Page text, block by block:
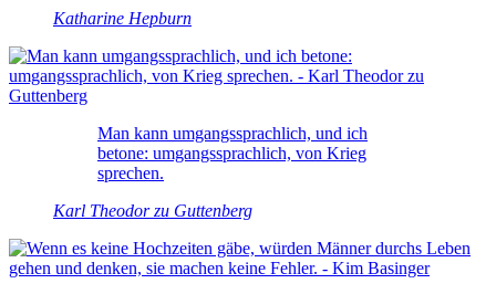
Katharine Hepburn
Man kann umgangssprachlich, und ich
betone: umgangssprachlich, von Krieg
sprechen.
Karl Theodor zu Guttenberg